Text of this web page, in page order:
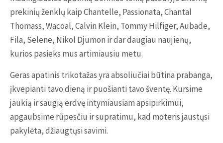
prekinių ženklų kaip Chantelle, Passionata, Chantal
Thomass, Wacoal, Calvin Klein, Tommy Hilfiger, Aubade,
Fila, Selene, Nikol Djumon ir dar daugiau naujienų,
kurios pasieks mus artimiausiu metu.
Geras apatinis trikotažas yra absoliučiai būtina prabanga,
įkvepianti tavo dieną ir puošianti tavo šventę. Kursime
jaukią ir saugią erdvę intymiausiam apsipirkimui,
apgaubsime rūpesčiu ir supratimu, kad moteris jaustųsi
pakylėta, džiaugtųsi savimi.